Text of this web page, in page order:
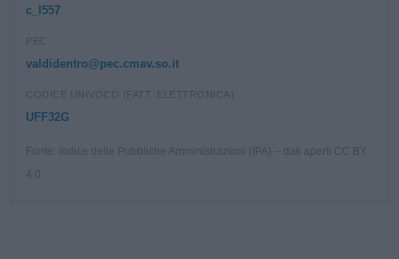
c_l557
PEC
valdidentro@pec.cmav.so.it
CODICE UNIVOCO (FATT. ELETTRONICA)
UFF32G
Fonte: Indice delle Pubbliche Amministrazioni (IPA) – dati aperti CC BY